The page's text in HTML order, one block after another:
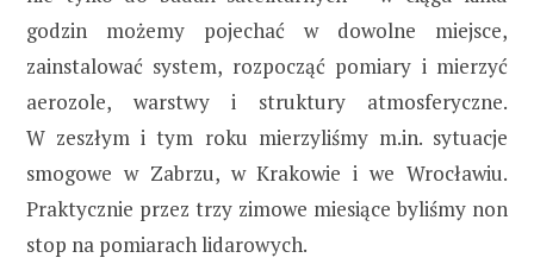
godzin możemy pojechać w dowolne miejsce,
zainstalować system, rozpocząć pomiary i mierzyć
aerozole, warstwy i struktury atmosferyczne.
W zeszłym i tym roku mierzyliśmy m.in. sytuacje
smogowe w Zabrzu, w Krakowie i we Wrocławiu.
Praktycznie przez trzy zimowe miesiące byliśmy non
stop na pomiarach lidarowych.